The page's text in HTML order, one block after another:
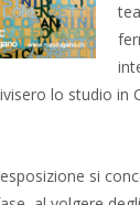
lo studio in
si